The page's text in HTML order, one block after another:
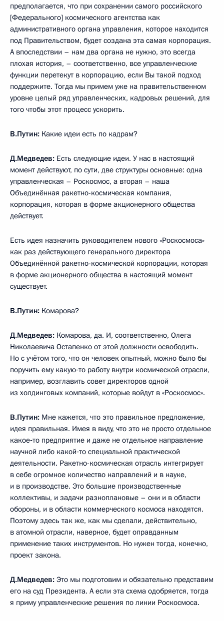
предполагается, что при сохранении самого российского
[Федерального] космического агентства как
административного органа управления, которое находится
под Правительством, будет создана эта самая корпорация.
А впоследствии – нам два органа не нужно, это всегда
плохая история, – соответственно, все управленческие
функции перетекут в корпорацию, если Вы такой подход
поддержите. Тогда мы примем уже на правительственном
уровне целый ряд управленческих, кадровых решений, для
того чтобы этот процесс ускорить.
В.Путин: Какие идеи есть по кадрам?
Д.Медведев: Есть следующие идеи. У нас в настоящий
момент действуют, по сути, две структуры основные: одна
управленческая – Роскосмос, а вторая – наша
Объединённая ракетно-космическая компания,
корпорация, которая в форме акционерного общества
действует.
Есть идея назначить руководителем нового «Роскосмоса»
как раз действующего генерального директора
Объединённой ракетно-космической корпорации, которая
в форме акционерного общества в настоящий момент
существует.
В.Путин: Комарова?
Д.Медведев: Комарова, да. И, соответственно, Олега
Николаевича Остапенко от этой должности освободить.
Но с учётом того, что он человек опытный, можно было бы
поручить ему какую‑то работу внутри космической отрасли,
например, возглавить совет директоров одной
из холдинговых компаний, которые войдут в «Роскосмос».
В.Путин: Мне кажется, что это правильное предложение,
идея правильная. Имея в виду, что это не просто отдельное
какое‑то предприятие и даже не отдельное направление
научной либо какой‑то специальной практической
деятельности. Ракетно-космическая отрасль интегрирует
в себе огромное количество направлений и в науке,
и в производстве. Это большие производственные
коллективы, и задачи разноплановые – они и в области
обороны, и в области коммерческого космоса находятся.
Поэтому здесь так же, как мы сделали, действительно,
в атомной отрасли, наверное, будет оправданным
применение таких инструментов. Но нужен тогда, конечно,
проект закона.
Д.Медведев: Это мы подготовим и обязательно представим
его на суд Президента. А если эта схема одобряется, тогда
я приму управленческие решения по линии Роскосмоса.